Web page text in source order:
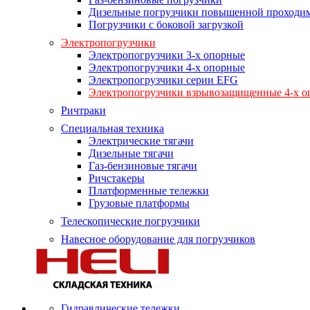
Дизельные погрузчики повышенной
Погрузчики с боковой загрузкой
Электропогрузчики
Электропогрузчики 3-х опорные
Электропогрузчики 4-х опорные
Электропогрузчики серии EFG
Электропогрузчики взрывозащищенные 4-х
Ричтраки
Специальная техника
Электрические тягачи
Дизельные тягачи
Газ-бензиновые тягачи
Ричстакеры
Платформенные тележки
Грузовые платформы
Телескопические погрузчики
Навесное оборудование для погрузчиков